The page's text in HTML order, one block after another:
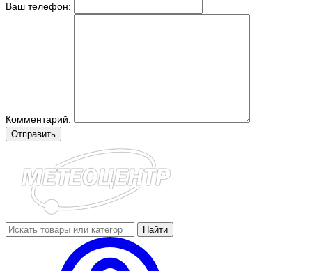
Ваш телефон:
Комментарий:
Отправить
Найти